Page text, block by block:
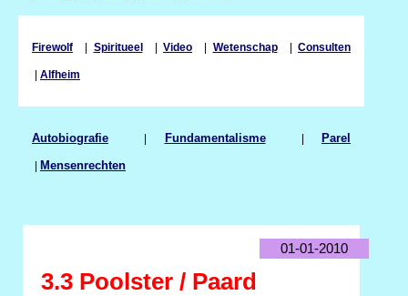
Firewolf | Spiritueel| Video | Wetenschap| Consulten
| Alfheim
Autobiografie | Fundamentalisme| Parel
| Mensenrechten
01-01-2010
3.3 Poolster / Paard